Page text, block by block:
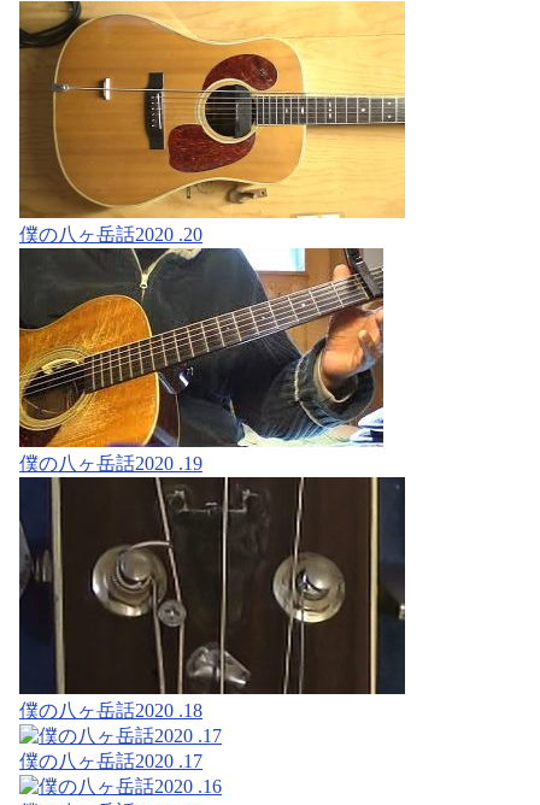
僕の八ヶ岳話2020 .20
僕の八ヶ岳話2020 .19
僕の八ヶ岳話2020 .18
僕の八ヶ岳話2020 .17